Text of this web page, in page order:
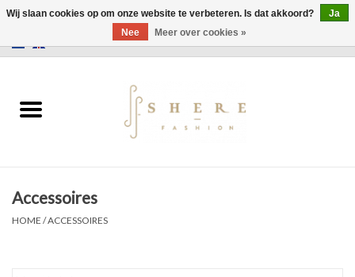
Jurken
Accessoires
HOME /ACCESSOIRES
Wij slaan cookies op om onze website te verbeteren. Is dat akkoord?
Ja
Nee
Meer over cookies »